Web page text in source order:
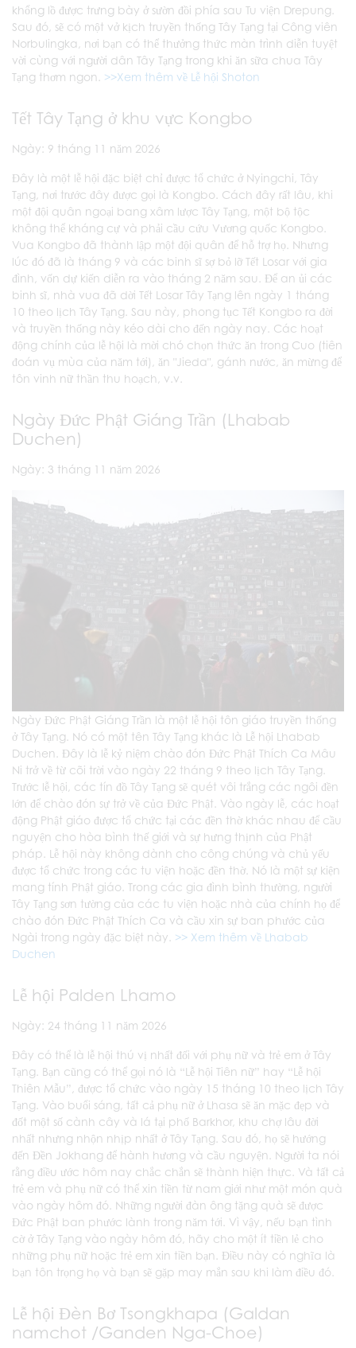
khổng lồ được trưng bày ở sườn đồi phía sau Tu viện Drepung.
Sau đó, sẽ có một vở kịch truyền thống Tây Tạng tại Công viên
Norbulingka, nơi bạn có thể thưởng thức màn trình diễn tuyệt
vời cùng với người dân Tây Tạng trong khi ăn sữa chua Tây
Tạng thơm ngon. >>Xem thêm về Lễ hội Shoton
Tết Tây Tạng ở khu vực Kongbo
Ngày: 9 tháng 11 năm 2026
Đây là một lễ hội đặc biệt chỉ được tổ chức ở Nyingchi, Tây
Tạng, nơi trước đây được gọi là Kongbo. Cách đây rất lâu, khi
một đội quân ngoại bang xâm lược Tây Tạng, một bộ tộc
không thể kháng cự và phải cầu cứu Vương quốc Kongbo.
Vua Kongbo đã thành lập một đội quân để hỗ trợ họ. Nhưng
lúc đó đã là tháng 9 và các binh sĩ sợ bỏ lỡ Tết Losar với gia
đình, vốn dự kiến diễn ra vào tháng 2 năm sau. Để an ủi các
binh sĩ, nhà vua đã dời Tết Losar Tây Tạng lên ngày 1 tháng
10 theo lịch Tây Tạng. Sau này, phong tục Tết Kongbo ra đời
và truyền thống này kéo dài cho đến ngày nay. Các hoạt
động chính của lễ hội là mời chó chọn thức ăn trong Cuo (tiên
đoán vụ mùa của năm tới), ăn "Jieda", gánh nước, ăn mừng để
tôn vinh nữ thần thu hoạch, v.v.
Ngày Đức Phật Giáng Trần (Lhabab
Duchen)
Ngày: 3 tháng 11 năm 2026
Ngày Đức Phật Giáng Trần là một lễ hội tôn giáo truyền thống
ở Tây Tạng. Nó có một tên Tây Tạng khác là Lễ hội Lhabab
Duchen. Đây là lễ kỷ niệm chào đón Đức Phật Thích Ca Mâu
Ni trở về từ cõi trời vào ngày 22 tháng 9 theo lịch Tây Tạng.
Trước lễ hội, các tín đồ Tây Tạng sẽ quét vôi trắng các ngôi đền
lớn để chào đón sự trở về của Đức Phật. Vào ngày lễ, các hoạt
động Phật giáo được tổ chức tại các đền thờ khác nhau để cầu
nguyện cho hòa bình thế giới và sự hưng thịnh của Phật
pháp. Lễ hội này không dành cho công chúng và chủ yếu
được tổ chức trong các tu viện hoặc đền thờ. Nó là một sự kiện
mang tính Phật giáo. Trong các gia đình bình thường, người
Tây Tạng sơn tường của các tu viện hoặc nhà của chính họ để
chào đón Đức Phật Thích Ca và cầu xin sự ban phước của
Ngài trong ngày đặc biệt này. >> Xem thêm về Lhabab
Duchen
Lễ hội Palden Lhamo
Ngày: 24 tháng 11 năm 2026
Đây có thể là lễ hội thú vị nhất đối với phụ nữ và trẻ em ở Tây
Tạng. Bạn cũng có thể gọi nó là “Lễ hội Tiên nữ” hay “Lễ hội
Thiên Mẫu”, được tổ chức vào ngày 15 tháng 10 theo lịch Tây
Tạng. Vào buổi sáng, tất cả phụ nữ ở Lhasa sẽ ăn mặc đẹp và
đốt một số cành cây và lá tại phố Barkhor, khu chợ lâu đời
nhất nhưng nhộn nhịp nhất ở Tây Tạng. Sau đó, họ sẽ hướng
đến Đền Jokhang để hành hương và cầu nguyện. Người ta nói
rằng điều ước hôm nay chắc chắn sẽ thành hiện thực. Và tất cả
trẻ em và phụ nữ có thể xin tiền từ nam giới như một món quà
vào ngày hôm đó. Những người đàn ông tặng quà sẽ được
Đức Phật ban phước lành trong năm tới. Vì vậy, nếu bạn tình
cờ ở Tây Tạng vào ngày hôm đó, hãy cho một ít tiền lẻ cho
những phụ nữ hoặc trẻ em xin tiền bạn. Điều này có nghĩa là
bạn tôn trọng họ và bạn sẽ gặp may mắn sau khi làm điều đó.
Lễ hội Đèn Bơ Tsongkhapa (Galdan
namchot​​​​​​ /Ganden Nga-Choe)